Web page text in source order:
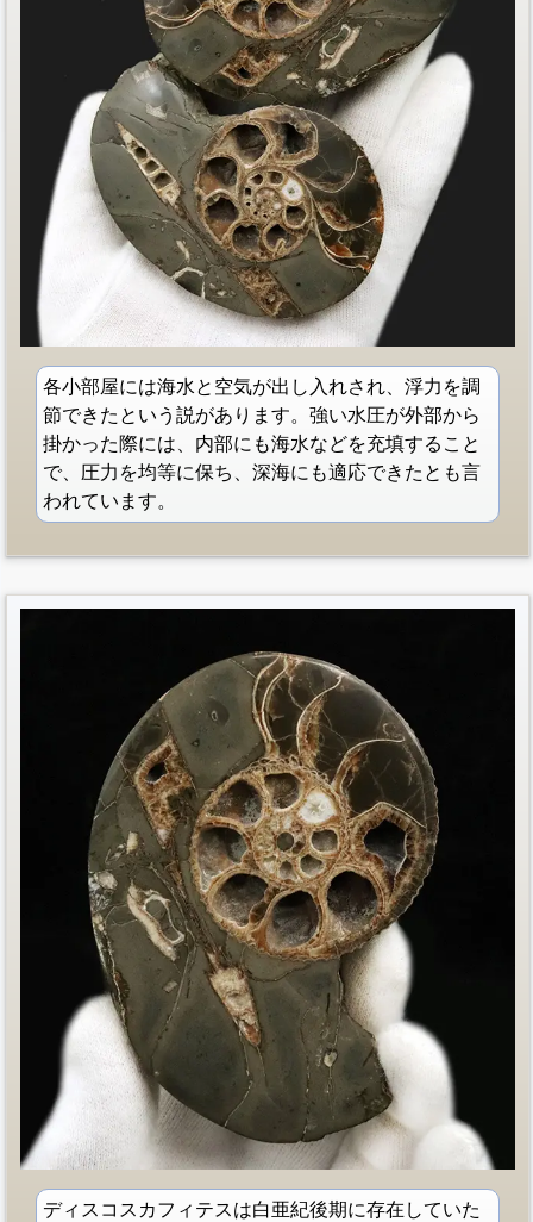
各小部屋には海水と空気が出し入れされ、浮力を調
節できたという説があります。強い水圧が外部から
掛かった際には、内部にも海水などを充填すること
で、圧力を均等に保ち、深海にも適応できたとも言
われています。
ディスコスカフィテスは白亜紀後期に存在していた